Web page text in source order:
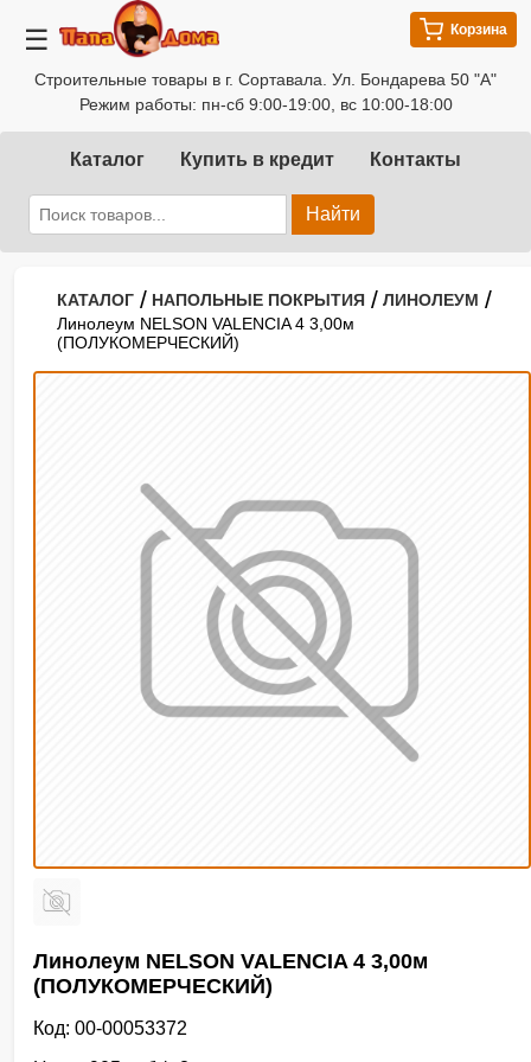
☰
Строительные товары в г. Сортавала. Ул. Бондарева 50 "А"
Режим работы: пн-сб 9:00-19:00, вс 10:00-18:00
Корзина
Каталог Купить в кредит Контакты
Найти
КАТАЛОГ / НАПОЛЬНЫЕ ПОКРЫТИЯ / ЛИНОЛЕУМ /
Линолеум NELSON VALENCIA 4 3,00м
(ПОЛУКОМЕРЧЕСКИЙ)
Линолеум NELSON VALENCIA 4 3,00м
(ПОЛУКОМЕРЧЕСКИЙ)
Код: 00-00053372